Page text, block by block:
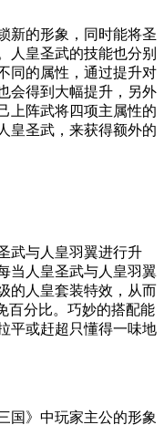
新的形象，同时能将圣
人皇圣武的技能也分别
同的属性，通过提升对
会得到大幅提升，另外
上阵武将四项主属性的
皇圣武，来获得额外的
武与人皇羽翼进行升
当人皇圣武与人皇羽翼
的人皇套装特效，从而
百分比。巧妙的搭配能
平或赶超只懂得一味地
国》中玩家主公的形象